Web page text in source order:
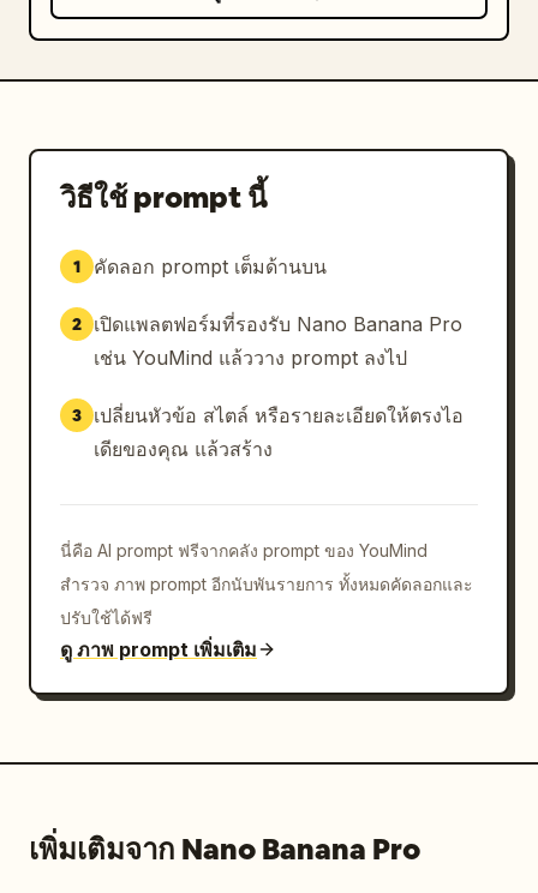
วิธีใช้ prompt นี้
1 คัดลอก prompt เต็มด้านบน
2
เปิดแพลตฟอร์มที่รองรับ Nano Banana Pro
เช่น YouMind แล้ววาง prompt ลงไป
3
เปลี่ยนหัวข้อ สไตล์ หรือรายละเอียดให้ตรงไอ
เดียของคุณ แล้วสร้าง
นี่คือ AI prompt ฟรีจากคลัง prompt ของ YouMind
สำรวจ ภาพ prompt อีกนับพันรายการ ทั้งหมดคัดลอกและ
ปรับใช้ได้ฟรี
ดู ภาพ prompt เพิ่มเติม
เพิ่มเติมจาก Nano Banana Pro